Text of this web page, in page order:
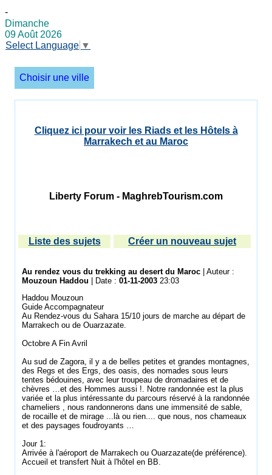
-
Dimanche
09 Août 2026
Select Language ▼
Choisir une ville
Cliquez ici pour voir les Riads et les Hôtels à
Marrakech et au Maroc
Liberty Forum - MaghrebTourism.com
Liste des sujets Créer un nouveau sujet
Au rendez vous du trekking au desert du Maroc | Auteur :
Mouzoun Haddou | Date : 01-11-2003 23:03
Haddou Mouzoun
Guide Accompagnateur
Au Rendez-vous du Sahara 15/10 jours de marche au départ de
Marrakech ou de Ouarzazate.
Octobre A Fin Avril
Au sud de Zagora, il y a de belles petites et grandes montagnes,
des Regs et des Ergs, des oasis, des nomades sous leurs
tentes bédouines, avec leur troupeau de dromadaires et de
chèvres …et des Hommes aussi !. Notre randonnée est la plus
variée et la plus intéressante du parcours réservé à la randonnée
chameliers , nous randonnerons dans une immensité de sable,
de rocaille et de mirage ...là ou rien.... que nous, nos chameaux
et des paysages foudroyants …
Jour 1:
Arrivée à l'aéroport de Marrakech ou Ouarzazate(de préférence).
Accueil et transfert Nuit à l'hôtel en BB.